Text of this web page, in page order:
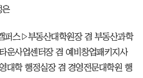
은
퍼스▷부동산대학원장 겸 부동산과학
운사업센터장 겸 예비창업패키지사
대학 행정실장 겸 경영전문대학원 행